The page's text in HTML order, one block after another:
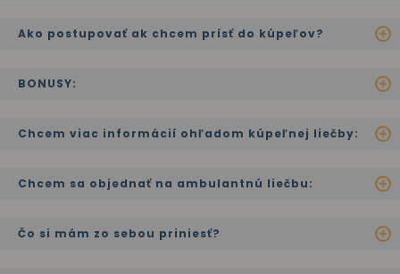
Ako postupovať ak chcem prísť do kúpeľov?
BONUSY:
Chcem viac informácií ohľadom kúpeľnej liečby:
Chcem sa objednať na ambulantnú liečbu:
Čo si mám zo sebou priniesť?